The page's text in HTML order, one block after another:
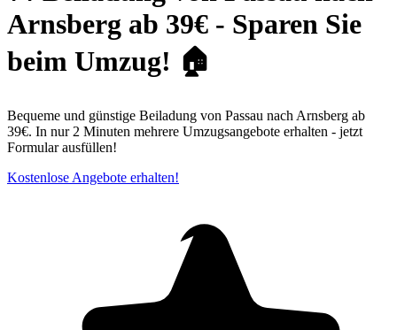
Arnsberg ab 39€ - Sparen Sie
beim Umzug! 🏠
Bequeme und günstige Beiladung von Passau nach Arnsberg ab
39€. In nur 2 Minuten mehrere Umzugsangebote erhalten - jetzt
Formular ausfüllen!
Kostenlose Angebote erhalten!